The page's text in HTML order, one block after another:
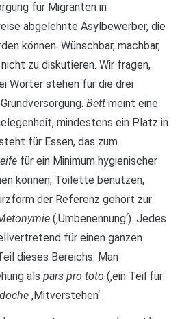
für Migranten in
abgelehnte Asylbewerber, die
können. Wünschbar, machbar,
zu diskutieren. Wir fragen,
Wörter stehen für die drei
Bett meint eine
mindestens ein Platz in
für Essen, das zum
für ein Minimum hygienischer
können, Toilette benutzen,
der Referenz gehört zur
(‚Umbenennung‘). Jedes
für einen ganzen
dieses Bereichs. Man
als pars pro toto (‚ein Teil für
‚Mitverstehen‘.